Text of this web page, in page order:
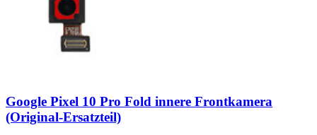
Google Pixel 10 Pro Fold innere Frontkamera
(Original-Ersatzteil)